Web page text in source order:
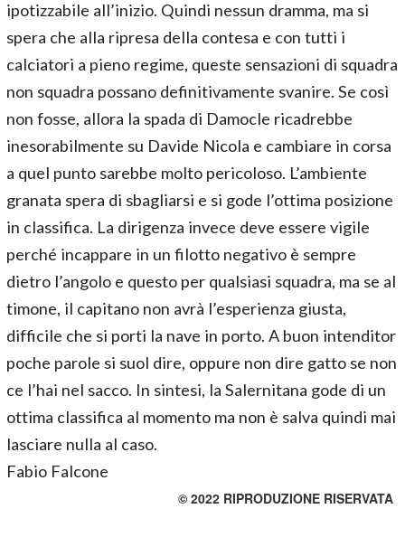
ipotizzabile all’inizio. Quindi nessun dramma, ma si
spera che alla ripresa della contesa e con tutti i
calciatori a pieno regime, queste sensazioni di squadra
non squadra possano definitivamente svanire. Se così
non fosse, allora la spada di Damocle ricadrebbe
inesorabilmente su Davide Nicola e cambiare in corsa
a quel punto sarebbe molto pericoloso. L’ambiente
granata spera di sbagliarsi e si gode l’ottima posizione
in classifica. La dirigenza invece deve essere vigile
perché incappare in un filotto negativo è sempre
dietro l’angolo e questo per qualsiasi squadra, ma se al
timone, il capitano non avrà l’esperienza giusta,
difficile che si porti la nave in porto. A buon intenditor
poche parole si suol dire, oppure non dire gatto se non
ce l’hai nel sacco. In sintesi, la Salernitana gode di un
ottima classifica al momento ma non è salva quindi mai
lasciare nulla al caso.
Fabio Falcone
© 2022 RIPRODUZIONE RISERVATA